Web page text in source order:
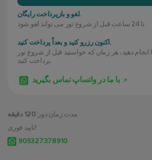
لغو و بازپرداخت رایگان.
تا 24 ساعت قبل از شروع تور می تواند لغو شود.
اکنون رزرو کنید و بعداً پرداخت کنید.
انجام دهید، هر زمان که خواستید قبل از شروع تور
پرداخت کنید.
با ما در واتساپ تماس بگیرید
مدت زمان دور:120 دقیقه
تایید فوری!
905327378910